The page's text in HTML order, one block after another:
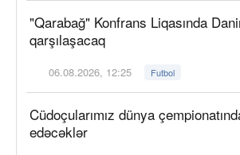
"Qarabağ" Konfrans Liqasında
qarşılaşacaq
06.08.2026, 12:25 Futbol
Cüdoçularımız dünya
edəcəklər